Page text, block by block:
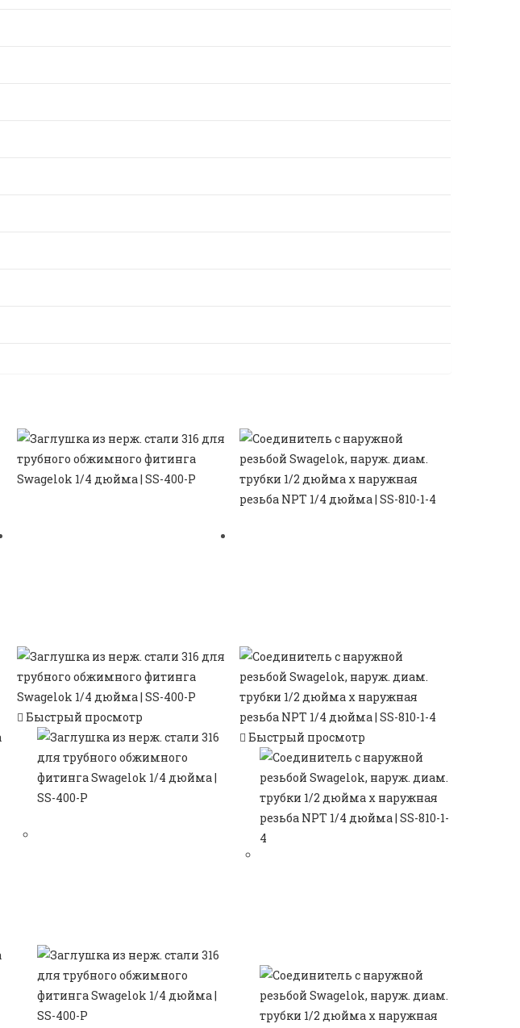
Быстрый просмотр
Быстрый просмотр